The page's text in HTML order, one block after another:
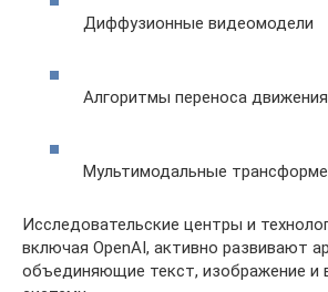
Диффузионные видеомодели
Алгоритмы переноса движения
Мультимодальные
Исследовательские центры и
включая OpenAI, активно развивают
объединяющие текст, изображение и